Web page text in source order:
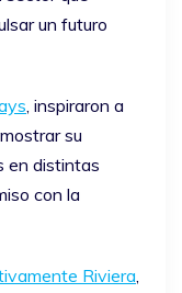
un futuro
, inspiraron a
su
en distintas
con la
Riviera,